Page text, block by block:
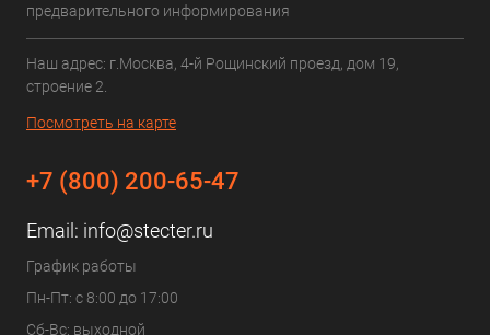
предварительного информирования
Наш адрес: г.Москва, 4-й Рощинский проезд, дом 19,
строение 2.
Посмотреть на карте
+7 (800) 200-65-47
Email: info@stecter.ru
График работы
Пн-Пт: с 8:00 до 17:00
Сб-Вс: выходной